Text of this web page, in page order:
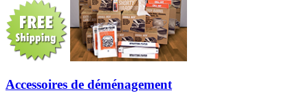
Accessoires de déménagement